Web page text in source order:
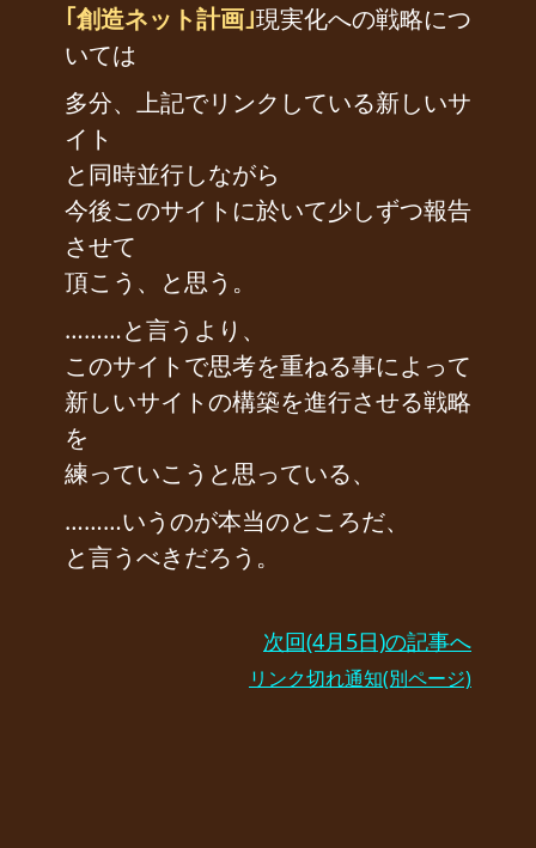
｢創造ネット計画｣現実化への戦略につ
いては
多分、上記でリンクしている新しいサ
イト
と同時並行しながら
今後このサイトに於いて少しずつ報告
させて
頂こう、と思う。
………と言うより、
このサイトで思考を重ねる事によって
新しいサイトの構築を進行させる戦略
を
練っていこうと思っている、
………いうのが本当のところだ、
と言うべきだろう。
次回(4月5日)の記事へ
リンク切れ通知(別ページ)